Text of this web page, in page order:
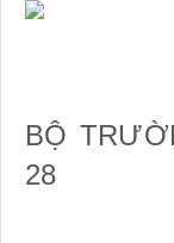
BỘ
28